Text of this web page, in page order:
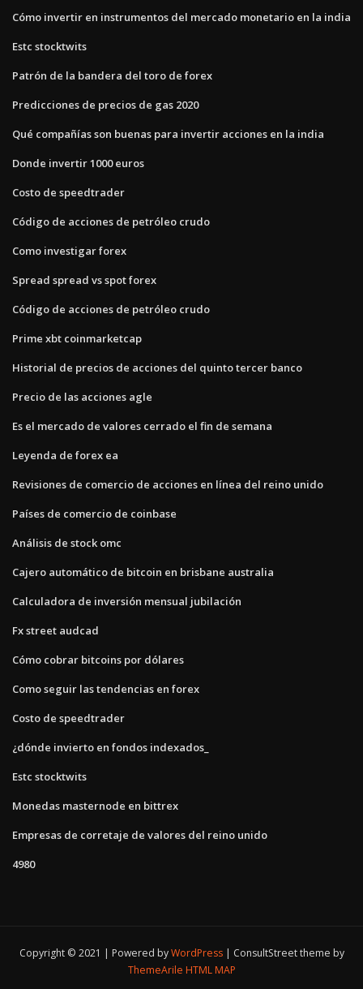
Cómo invertir en instrumentos del mercado monetario en la india
Estc stocktwits
Patrón de la bandera del toro de forex
Predicciones de precios de gas 2020
Qué compañías son buenas para invertir acciones en la india
Donde invertir 1000 euros
Costo de speedtrader
Código de acciones de petróleo crudo
Como investigar forex
Spread spread vs spot forex
Código de acciones de petróleo crudo
Prime xbt coinmarketcap
Historial de precios de acciones del quinto tercer banco
Precio de las acciones agle
Es el mercado de valores cerrado el fin de semana
Leyenda de forex ea
Revisiones de comercio de acciones en línea del reino unido
Países de comercio de coinbase
Análisis de stock omc
Cajero automático de bitcoin en brisbane australia
Calculadora de inversión mensual jubilación
Fx street audcad
Cómo cobrar bitcoins por dólares
Como seguir las tendencias en forex
Costo de speedtrader
¿dónde invierto en fondos indexados_
Estc stocktwits
Monedas masternode en bittrex
Empresas de corretaje de valores del reino unido
4980
Copyright © 2021 | Powered byWordPress
ConsultStreet theme by
ThemeArile HTML MAP